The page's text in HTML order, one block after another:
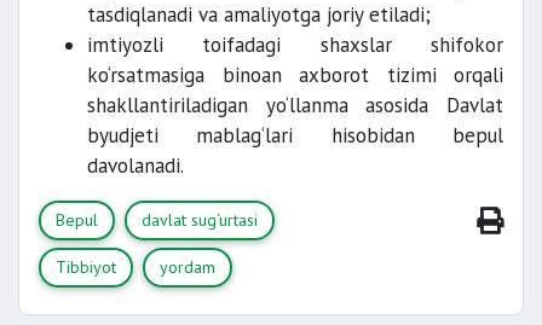
tasdiqlanadi va amaliyotga joriy etiladi;
imtiyozli toifadagi shaxslar shifokor
ko‘rsatmasiga binoan axborot tizimi orqali
shakllantiriladigan yo‘llanma asosida Davlat
byudjeti mablag‘lari hisobidan bepul
davolanadi.
Bepul davlat sug‘urtasi
Tibbiyot yordam